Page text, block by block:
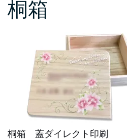
桐箱
桐箱 蓋ダイレクト印刷